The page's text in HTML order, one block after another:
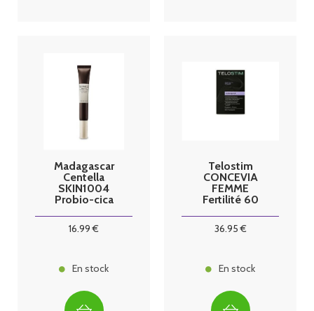
Madagascar
Centella
SKIN1004
Probio-cica
16.99 €
En stock
Telostim
CONCEVIA
FEMME
Fertilité 60
36.95€
En stock